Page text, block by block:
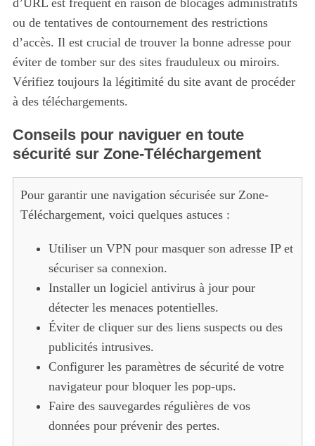
ou de tentatives de contournement des restrictions
d’accès. Il est crucial de trouver la bonne adresse pour
éviter de tomber sur des sites frauduleux ou miroirs.
Vérifiez toujours la légitimité du site avant de procéder
à des téléchargements.
Conseils pour naviguer en toute
sécurité sur Zone-Téléchargement
Pour garantir une navigation sécurisée sur Zone-
Téléchargement, voici quelques astuces :
Utiliser un VPN pour masquer son adresse IP et
sécuriser sa connexion.
Installer un logiciel antivirus à jour pour
détecter les menaces potentielles.
Éviter de cliquer sur des liens suspects ou des
publicités intrusives.
Configurer les paramètres de sécurité de votre
navigateur pour bloquer les pop-ups.
Faire des sauvegardes régulières de vos
données pour prévenir des pertes.